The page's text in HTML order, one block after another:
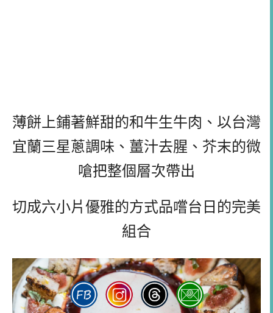
薄餅上鋪著鮮甜的和牛生牛肉、以台灣
宜蘭三星蔥調味、薑汁去腥、芥末的微
嗆把整個層次帶出
切成六小片優雅的方式品嚐台日的完美
組合